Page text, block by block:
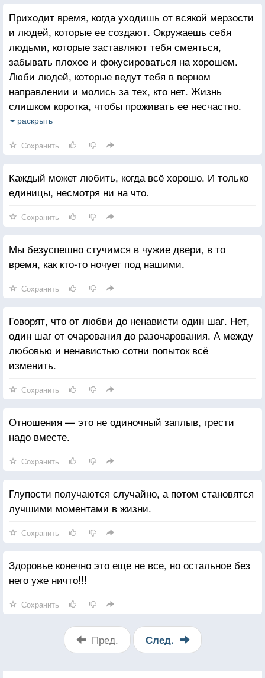
Приходит время, когда уходишь от всякой мерзости
и людей, которые ее создают. Окружаешь себя
людьми, которые заставляют тебя смеяться,
забывать плохое и фокусироваться на хорошем.
Люби людей, которые ведут тебя в верном
направлении и молись за тех, кто нет. Жизнь
слишком коротка, чтобы проживать ее несчастно.
Падение - это часть жизни, но восстание - сама
раскрыть
Сохранить
Каждый может любить, когда всё хорошо. И только
единицы, несмотря ни на что.
Сохранить
Мы безуспешно стучимся в чужие двери, в то
время, как кто-то ночует под нашими.
Сохранить
Говорят, что от любви до ненависти один шаг. Нет,
один шаг от очарования до разочарования. А между
любовью и ненавистью сотни попыток всё
изменить.
Сохранить
Отношения — это не одиночный заплыв, грести
надо вместе.
Сохранить
Глупости получаются случайно, а потом становятся
лучшими моментами в жизни.
Сохранить
Здоровье конечно это еще не все, но остальное без
него уже ничто!!!
Сохранить
Пред. След.